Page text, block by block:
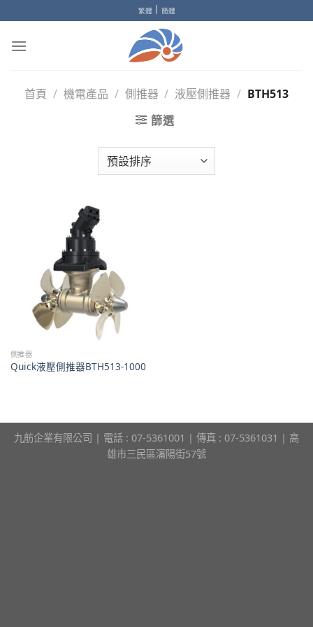
to
content
繁體 | 簡體
首頁 / 機電產品 / 側推器 / 液壓側推器 / BTH513
篩選
側推器
Quick液壓側推器BTH513-1000
九舫企業有限公司 | 電話 : 07-5361001 | 傳真 : 07-5361031 | 高
雄市三民區瀋陽街57號